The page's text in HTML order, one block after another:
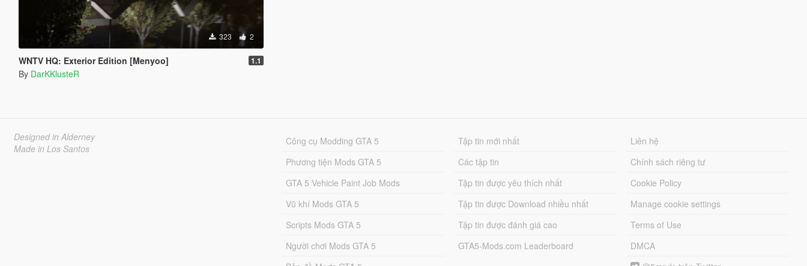
323 2
WNTV HQ: Exterior Edition [Menyoo] 1.1
By DarKKlusteR
Designed in Alderney
Made in Los Santos
Công cụ Modding GTA 5
Phương tiện Mods GTA 5
GTA 5 Vehicle Paint Job Mods
Vũ khí Mods GTA 5
Scripts Mods GTA 5
Người chơi Mods GTA 5
Tập tin mới nhất
Các tập tin
Tập tin được yêu thích nhất
Tập tin được Download nhiều nhất
Tập tin được đánh giá cao
GTA5-Mods.com Leaderboard
Liên hệ
Chính sách riêng tư
Cookie Policy
Manage cookie settings
Terms of Use
DMCA